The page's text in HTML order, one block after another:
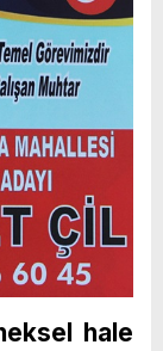
hale